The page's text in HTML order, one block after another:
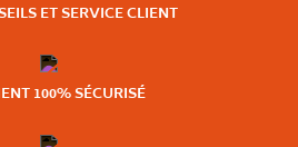
ET SERVICE CLIENT
100% SÉCURISÉ